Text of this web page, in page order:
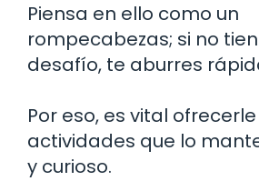
Piensa en ello como un
rompecabezas; si no
desafío, te aburres
Por eso, es vital
actividades que lo
y curioso.